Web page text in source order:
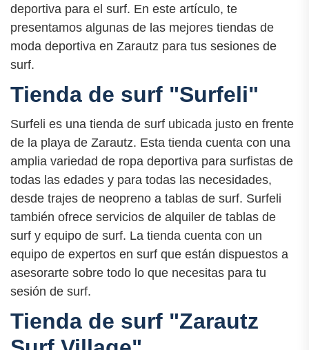
deportiva para el surf. En este artículo, te
presentamos algunas de las mejores tiendas de
moda deportiva en Zarautz para tus sesiones de
surf.
Tienda de surf "Surfeli"
Surfeli es una tienda de surf ubicada justo en frente
de la playa de Zarautz. Esta tienda cuenta con una
amplia variedad de ropa deportiva para surfistas de
todas las edades y para todas las necesidades,
desde trajes de neopreno a tablas de surf. Surfeli
también ofrece servicios de alquiler de tablas de
surf y equipo de surf. La tienda cuenta con un
equipo de expertos en surf que están dispuestos a
asesorarte sobre todo lo que necesitas para tu
sesión de surf.
Tienda de surf "Zarautz